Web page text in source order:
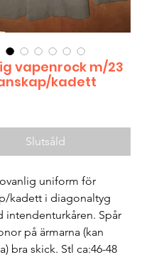
vapenrock m/23
kadett
Slutsåld
uniform för
kadett i diagonaltyg
intendenturkåren. Spår
på ärmarna (kan
bra skick. Stl ca:46-48